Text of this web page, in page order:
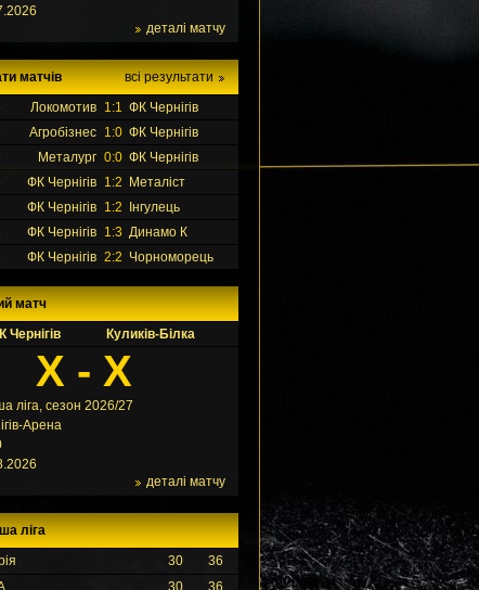
деталі матчу
всі результати
матчів
Локомотив 1:1 ФК Чернігів
Агробізнес 1:0 ФК Чернігів
Металург 0:0 ФК Чернігів
ФК Чернігів 1:2
Металіст
ФК Чернігів 1:2
Інгулець
ФК Чернігів 1:3 Динамо К
ФК Чернігів 2:2 Чорноморець
матч
Чернігів
Куликів-Білка
X - X
ліга, сезон 2026/27
Арена
деталі матчу
ліга
30
36
30 36